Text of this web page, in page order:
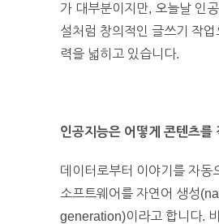
가 대부분이지만, 오늘날 인
설처럼 창의적인 글쓰기 작
력을 넓히고 있습니다.
인공지능은 어떻게 콘텐츠를
데이터로부터 이야기를 자동
소프트웨어를 자연어 생성
generation)이라고 합니다.